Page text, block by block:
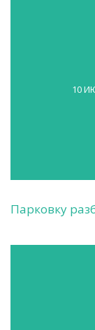
10
Парковку